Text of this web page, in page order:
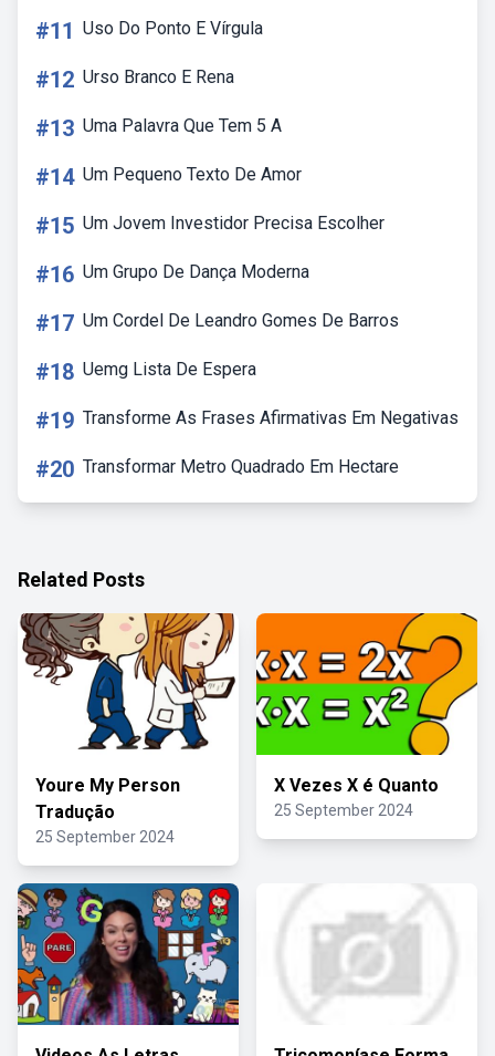
#11 Uso Do Ponto E Vírgula
#12 Urso Branco E Rena
#13 Uma Palavra Que Tem 5 A
#14 Um Pequeno Texto De Amor
#15 Um Jovem Investidor Precisa Escolher
#16 Um Grupo De Dança Moderna
#17 Um Cordel De Leandro Gomes De Barros
#18 Uemg Lista De Espera
#19 Transforme As Frases Afirmativas Em Negativas
#20 Transformar Metro Quadrado Em Hectare
Related Posts
Youre My Person
Tradução
25 September 2024
X Vezes X é Quanto
25 September 2024